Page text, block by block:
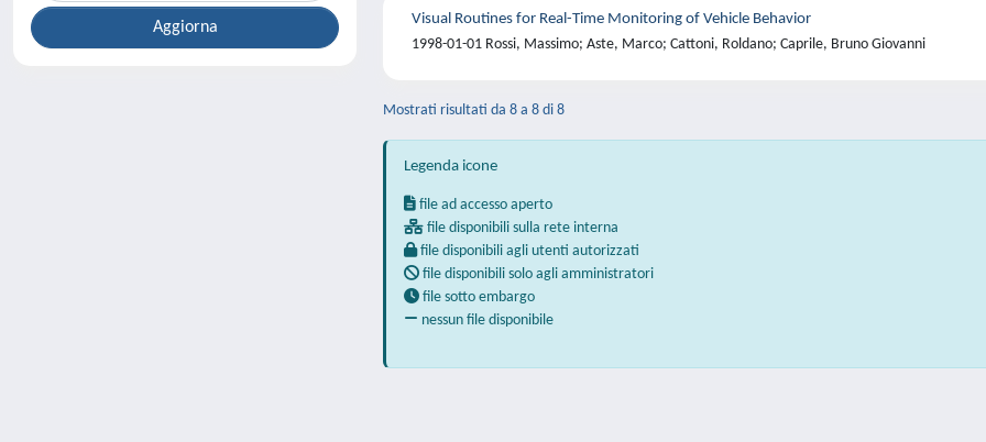
Visual Routines for Real-Time Monitoring of Vehicle Behavior
1998-01-01 Rossi, Massimo; Aste, Marco; Cattoni, Roldano; Caprile, Bruno Giovanni
Mostrati risultati da 8 a 8 di 8
Legenda icone
file ad accesso aperto
file disponibili sulla rete interna
file disponibili agli utenti autorizzati
file disponibili solo agli amministratori
file sotto embargo
nessun file disponibile